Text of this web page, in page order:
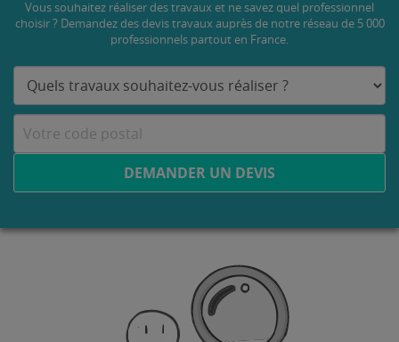
Vous souhaitez réaliser des travaux et ne savez quel professionnel
choisir ? Demandez des devis travaux auprès de notre réseau de 5 000
professionnels partout en France.
DEMANDER UN DEVIS